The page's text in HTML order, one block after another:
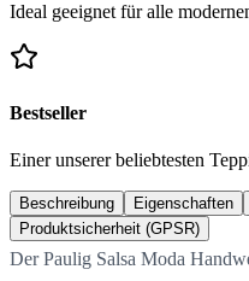
Ideal geeignet für alle
Bestseller
Einer unserer beliebtesten
Beschreibung Eigenschaften
Produktsicherheit (GPSR)
Der Paulig Salsa Moda